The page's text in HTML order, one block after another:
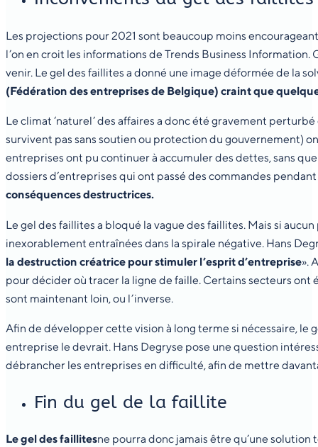
Les projections pour 2021 sont beaucoup moins
l’on en croit les informations de Trends Business
venir. Le gel des faillites a donné une image déformée de la
(Fédération des entreprises de Belgique) craint que
Le climat ‘naturel’ des affaires a donc été gravement
survivent pas sans soutien ou protection du gouvernement)
entreprises ont pu continuer à accumuler des dettes, sans
dossiers d’entreprises qui ont passé des commandes
conséquences destructrices.
Le gel des faillites a bloqué la vague des faillites. Mais si
inexorablement entraînées dans la spirale négative. Hans
la destruction créatrice pour stimuler l’esprit d’entreprise».
pour décider où tracer la ligne de faille. Certains secteurs
sont maintenant loin, ou l’inverse.
Afin de développer cette vision à long terme si nécessaire,
entreprise le devrait. Hans Degryse pose une question
débrancher les entreprises en difficulté, afin de mettre
Fin du gel de la faillite
Le gel des faillitesne pourra donc jamais être qu’une solution